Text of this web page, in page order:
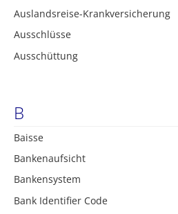
Auslandsreise-Krankversicherung
Ausschlüsse
Ausschüttung
B
Baisse
Bankenaufsicht
Bankensystem
Bank Identifier Code